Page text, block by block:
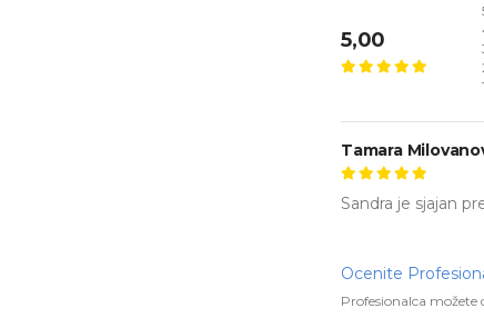
5,00
1
Tamara
Sandra je sjajan
Ocenite
Profesionalca možete